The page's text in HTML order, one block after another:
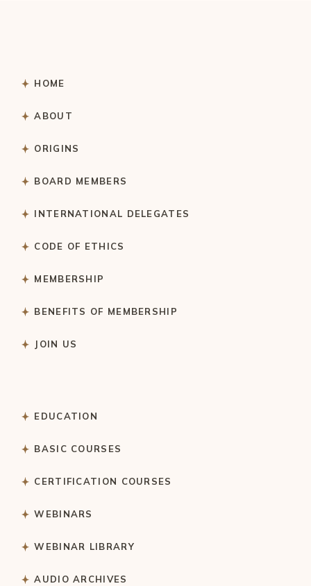
HOME
ABOUT
ORIGINS
BOARD MEMBERS
INTERNATIONAL DELEGATES
CODE OF ETHICS
MEMBERSHIP
BENEFITS OF MEMBERSHIP
JOIN US
EDUCATION
BASIC COURSES
CERTIFICATION COURSES
WEBINARS
WEBINAR LIBRARY
AUDIO ARCHIVES